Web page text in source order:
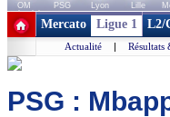
OM PSG Lyon Lille
+ de clubs
Mercato Ligue 1 L2/
Actualité | Résultats
PSG :